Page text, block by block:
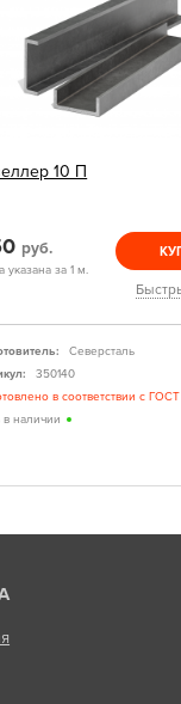
10 П
руб.
указана за 1 м.
Северсталь
350140
в соответствии с ГОСТ
в наличии